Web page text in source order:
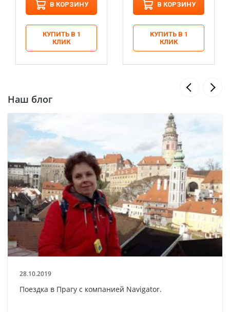
В КОРЗИНУ
КУПИТЬ В 1
КЛИК
В КОРЗИНУ
КУПИТЬ В 1
КЛИК
Наш блог
28.10.2019
Поездка в Прагу с компанией Navigator.